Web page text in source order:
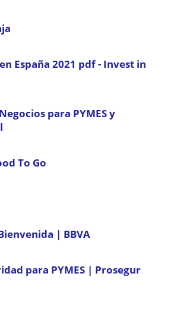
España 2021 pdf - Invest in
para PYMES y
To Go
| BBVA
para PYMES | Prosegur